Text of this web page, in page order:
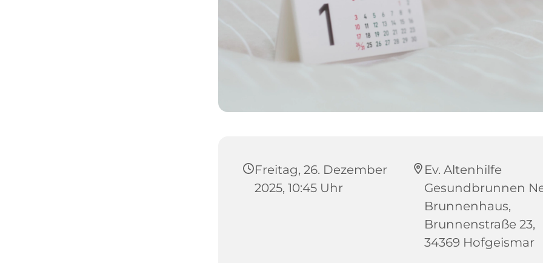
Freitag, 26. Dezember
2025, 10:45 Uhr
Ev. Altenhilfe
Gesundbrunnen
Brunnenhaus,
Brunnenstraße 23,
34369 Hofgeismar